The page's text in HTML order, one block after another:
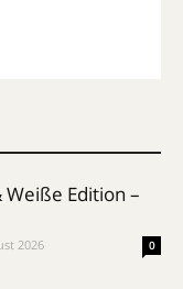
Edition –
2026 0